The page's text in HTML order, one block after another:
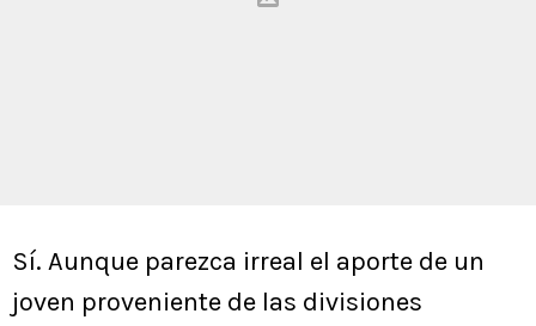
Sí. Aunque parezca irreal el aporte de un
joven proveniente de las divisiones